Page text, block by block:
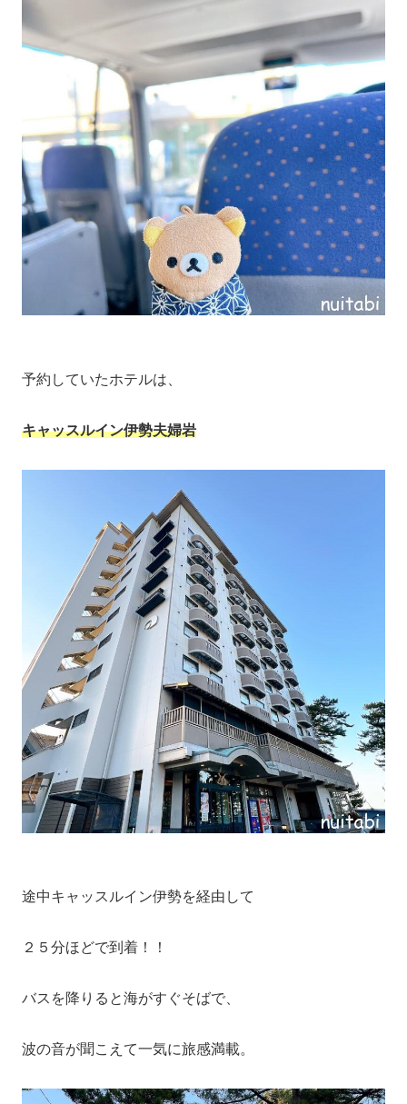
予約していたホテルは、
キャッスルイン伊勢夫婦岩
途中キャッスルイン伊勢を経由して
２５分ほどで到着！！
バスを降りると海がすぐそばで、
波の音が聞こえて一気に旅感満載。